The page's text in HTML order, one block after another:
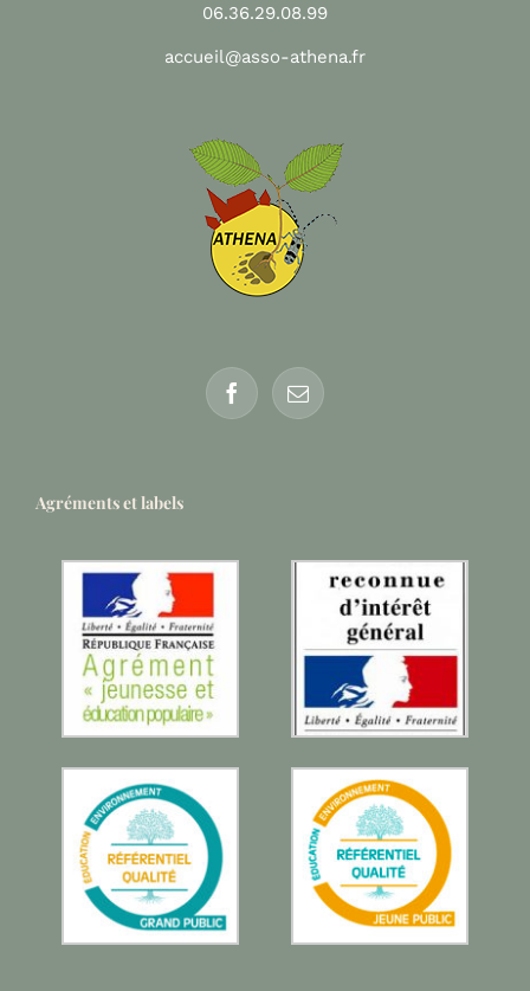
06.36.29.08.99
accueil@asso-athena.fr
Agréments et labels